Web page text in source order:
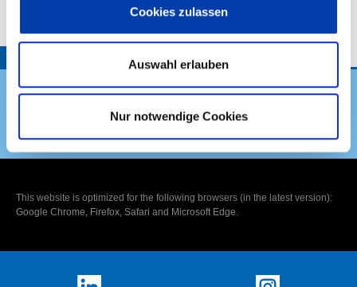
Cookies zulassen
Auswahl erlauben
Nur notwendige Cookies
DVS Verband
This website is optimized for the following browsers (in the latest version):
Google Chrome, Firefox, Safari and Microsoft Edge.